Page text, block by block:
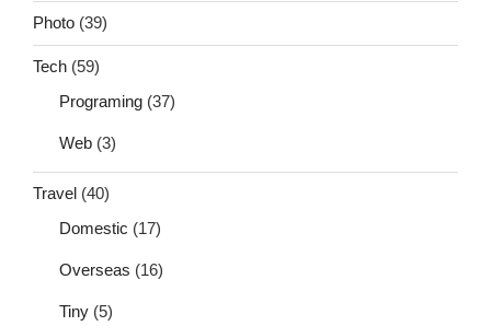
Photo (39)
Tech (59)
Programing (37)
Web (3)
Travel (40)
Domestic (17)
Overseas (16)
Tiny (5)